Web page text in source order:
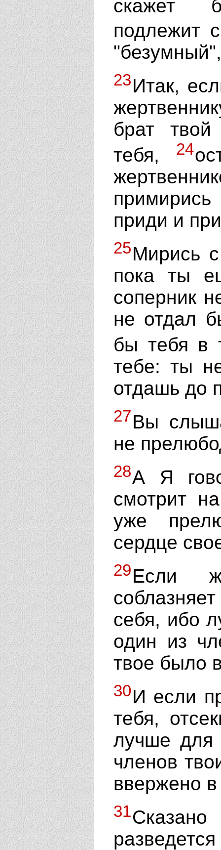
скажет
подлежит
23Итак,
брат твой
тебя,
24
приди и
25Мирись
пока ты
соперник
не отдал
бы тебя в
тебе: ты
отдашь до
27Вы
не
28А Я
смотрит
уже
сердце
29Если
себя, ибо
один из
твое было
30И если
тебя,
лучше для
членов
ввержено в
31